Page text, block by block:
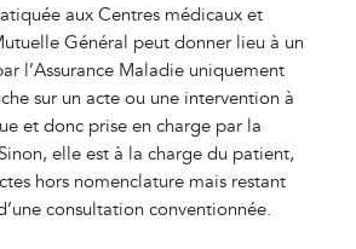
aux Centres médicaux et
Général peut donner lieu à un
l’Assurance Maladie uniquement
sur un acte ou une intervention à
et donc prise en charge par la
elle est à la charge du patient,
hors nomenclature mais restant
consultation conventionnée.